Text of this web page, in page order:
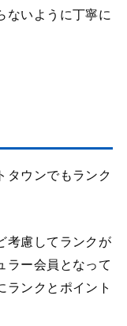
ないように丁寧に
タウンでもランク
考慮してランクが
ラー会員となって
ランクとポイント